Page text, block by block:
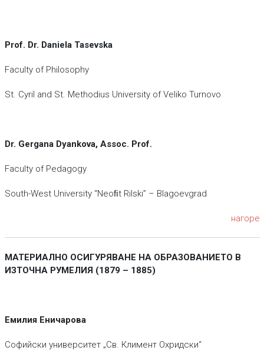
Prof. Dr. Daniela Tasevska
Faculty of Philosophy
St. Cyril and St. Methodius University of Veliko Turnovo
Dr. Gergana Dyankova, Assoc. Prof.
Faculty of Pedagogy
South-West University “Neoﬁt Rilski” – Blagoevgrad
нагоре
МАТЕРИАЛНО ОСИГУРЯВАНЕ НА ОБРАЗОВАНИЕТО В
ИЗТОЧНА РУМЕЛИЯ (1879 – 1885)
Емилия Еничарова
Софийски университет „Св. Климент Охридски“